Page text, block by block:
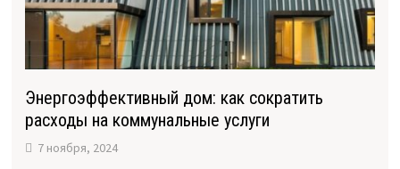
Энергоэффективный дом: как сократить
расходы на коммунальные услуги
7 ноября, 2024